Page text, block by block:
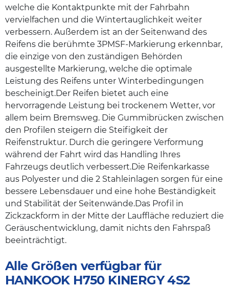
welche die Kontaktpunkte mit der Fahrbahn
vervielfachen und die Wintertauglichkeit weiter
verbessern. Außerdem ist an der Seitenwand des
Reifens die berühmte 3PMSF-Markierung erkennbar,
die einzige von den zuständigen Behörden
ausgestellte Markierung, welche die optimale
Leistung des Reifens unter Winterbedingungen
bescheinigt.Der Reifen bietet auch eine
hervorragende Leistung bei trockenem Wetter, vor
allem beim Bremsweg. Die Gummibrücken zwischen
den Profilen steigern die Steifigkeit der
Reifenstruktur. Durch die geringere Verformung
während der Fahrt wird das Handling Ihres
Fahrzeugs deutlich verbessert.Die Reifenkarkasse
aus Polyester und die 2 Stahleinlagen sorgen für eine
bessere Lebensdauer und eine hohe Beständigkeit
und Stabilität der Seitenwände.Das Profil in
Zickzackform in der Mitte der Lauffläche reduziert die
Geräuschentwicklung, damit nichts den Fahrspaß
beeinträchtigt.
Alle Größen verfügbar für
HANKOOK H750 KINERGY 4S2